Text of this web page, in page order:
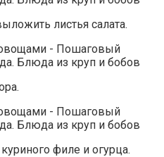
листья салата.
филе и огурца.